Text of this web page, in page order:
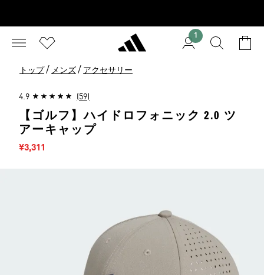
1
トップ / メンズ / アクセサリー
4.9 (59)
【ゴルフ】ハイドロフォニック 2.0 ツ
アーキャップ
セール価格
¥3,311